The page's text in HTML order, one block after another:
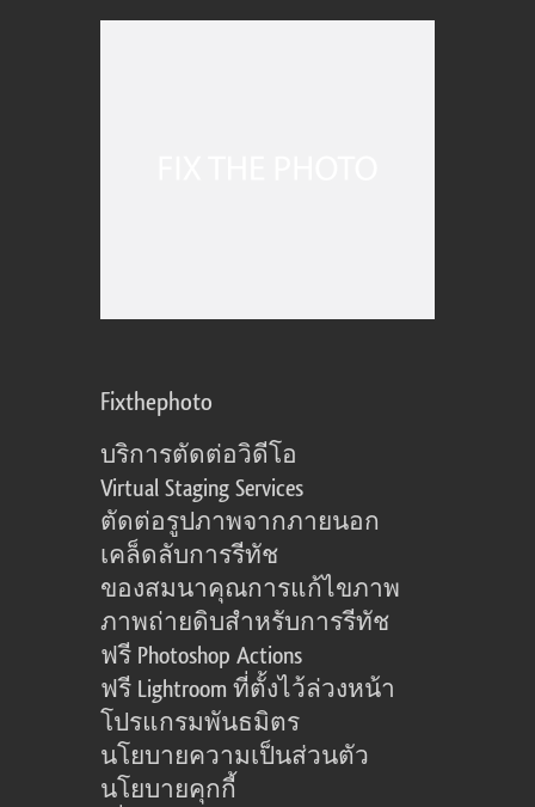
Fixthephoto
บริการตัดต่อวิดีโอ
Virtual Staging Services
ตัดต่อรูปภาพจากภายนอก
เคล็ดลับการรีทัช
ของสมนาคุณการแก้ไขภาพ
ภาพถ่ายดิบสำหรับการรีทัช
ฟรี Photoshop Actions
ฟรี Lightroom ที่ตั้งไว้ล่วงหน้า
โปรแกรมพันธมิตร
นโยบายความเป็นส่วนตัว
นโยบายคุกกี้